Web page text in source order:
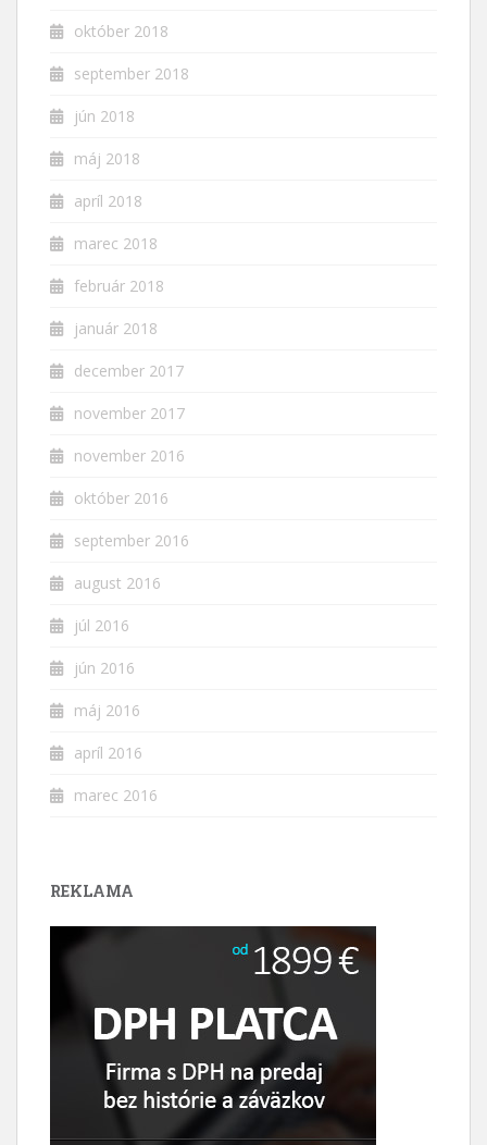
október 2018
september 2018
jún 2018
máj 2018
apríl 2018
marec 2018
február 2018
január 2018
december 2017
november 2017
november 2016
október 2016
september 2016
august 2016
júl 2016
jún 2016
máj 2016
apríl 2016
marec 2016
REKLAMA